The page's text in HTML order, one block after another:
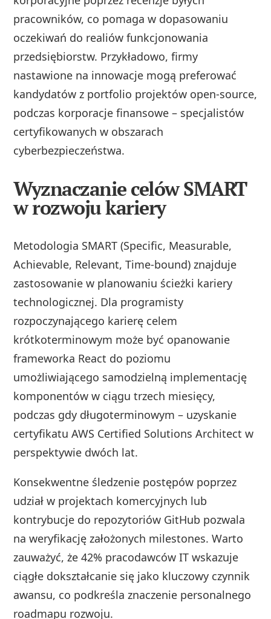
pracowników, co pomaga w dopasowaniu
oczekiwań do realiów funkcjonowania
przedsiębiorstw. Przykładowo, firmy
nastawione na innowacje mogą preferować
kandydatów z portfolio projektów open-source,
podczas korporacje finansowe – specjalistów
certyfikowanych w obszarach
cyberbezpieczeństwa.
Wyznaczanie celów SMART
w rozwoju kariery
Metodologia SMART (Specific, Measurable,
Achievable, Relevant, Time-bound) znajduje
zastosowanie w planowaniu ścieżki kariery
technologicznej. Dla programisty
rozpoczynającego karierę celem
krótkoterminowym może być opanowanie
frameworka React do poziomu
umożliwiającego samodzielną implementację
komponentów w ciągu trzech miesięcy,
podczas gdy długoterminowym – uzyskanie
certyfikatu AWS Certified Solutions Architect w
perspektywie dwóch lat.
Konsekwentne śledzenie postępów poprzez
udział w projektach komercyjnych lub
kontrybucje do repozytoriów GitHub pozwala
na weryfikację założonych milestones. Warto
zauważyć, że 42% pracodawców IT wskazuje
ciągłe dokształcanie się jako kluczowy czynnik
awansu, co podkreśla znaczenie personalnego
roadmapu rozwoju.